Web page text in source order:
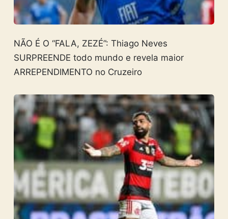
NÃO É O “FALA, ZEZÉ”: Thiago Neves
SURPREENDE todo mundo e revela maior
ARREPENDIMENTO no Cruzeiro